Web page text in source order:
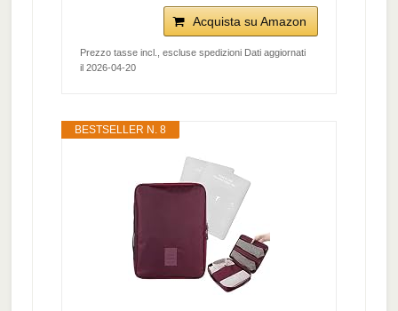
Acquista su Amazon
Prezzo tasse incl., escluse spedizioni Dati aggiornati
il 2026-04-20
BESTSELLER N. 8